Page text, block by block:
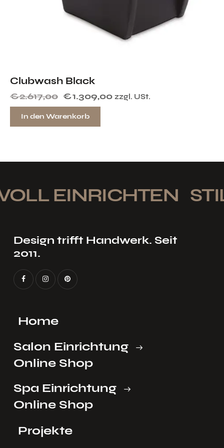
Clubwash Black
€2.617,00 €1.309,00 zzgl. USt.
In den Warenkorb
EINRICHTEN
Design trifft Handwerk. Seit
2011.
Home
Salon Einrichtung
Online Shop
Spa Einrichtung
Online Shop
Projekte